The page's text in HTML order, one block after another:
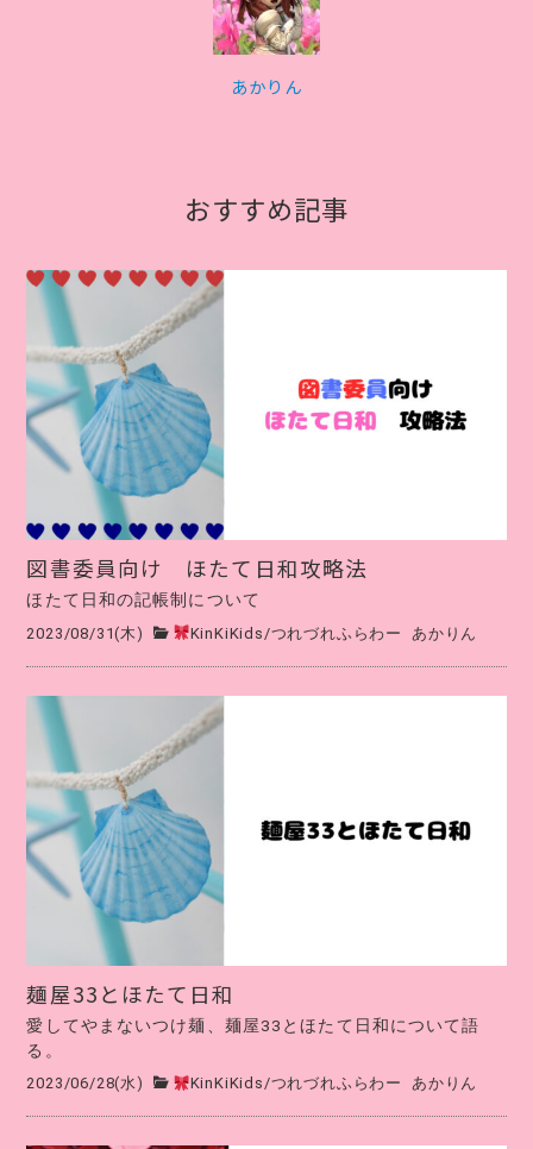
あかりん
おすすめ記事
図書委員向け ほたて日和攻略法
ほたて日和の記帳制について
2023/08/31(木) KinKiKids /つれづれふらわー あかりん
麺屋33とほたて日和
愛してやまないつけ麺、麺屋33とほたて日和について語
る。
2023/06/28(水) KinKiKids/つれづれふらわー あかりん